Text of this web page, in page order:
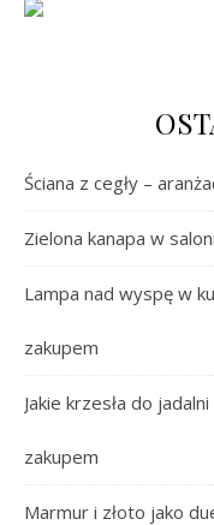
Ściana z cegły –
Zielona kanapa w
Lampa nad wyspę w
zakupem
Jakie krzesła do
zakupem
Marmur i złoto jako